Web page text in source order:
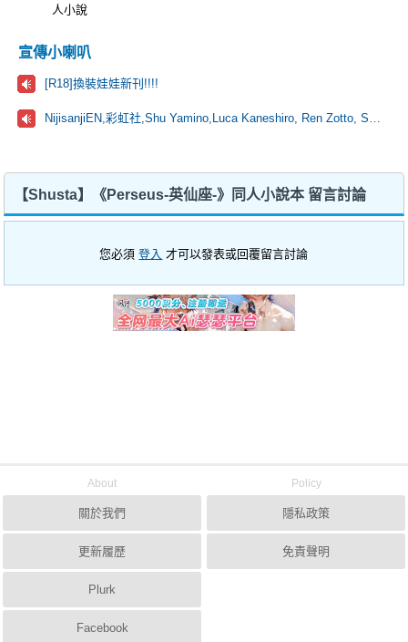
人小說
宣傳小喇叭
[R18]換裝娃娃新刊!!!!
【Shusta】《Perseus-英仙座-》同人小說本 留言討論
您必須登入 才可以發表或回覆留言討論
About
關於我們
更新履歷
Plurk
Facebook
Policy
隱私政策
免責聲明